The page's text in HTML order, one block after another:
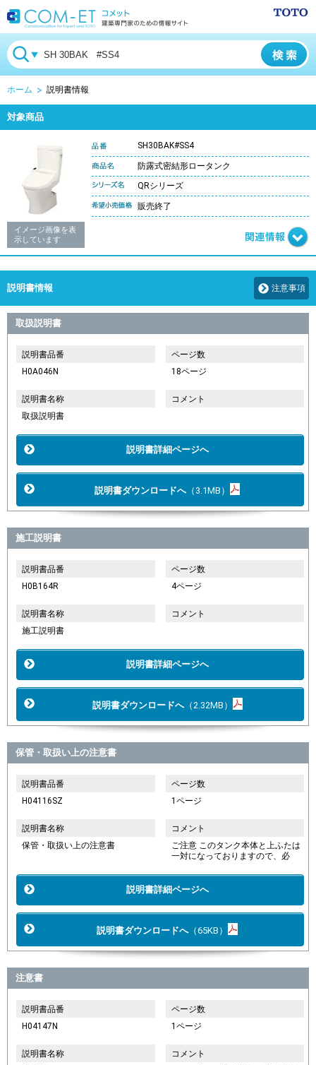
ホーム 説明書情報
対象商品
イメージ画像を表
示しています
SH30BAK#SS4
防露式密結形ロータンク
QRシリーズ
販売終了
説明書情報 注意事項
取扱説明書
説明書品番
H0A046N
ページ数
18ページ
説明書名称
取扱説明書
コメント
説明書詳細ページへ
説明書ダウンロードへ（3.1MB）
施工説明書
説明書品番
H0B164R
ページ数
4ページ
説明書名称
施工説明書
コメント
説明書詳細ページへ
説明書ダウンロードへ（2.32MB）
保管・取扱い上の注意書
説明書品番
H04116SZ
ページ数
1ページ
説明書名称
保管・取扱い上の注意書
コメント
ご注意 このタンク本体と上ふたは
一対になっておりますので、必
説明書詳細ページへ
説明書ダウンロードへ（65KB）
注意書
説明書品番
H04147N
ページ数
1ページ
説明書名称
コメント